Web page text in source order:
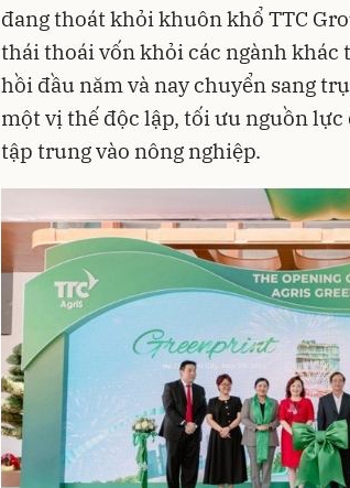
đang thoát khỏi khuôn khổ TTC
thái thoái vốn khỏi các ngành khác
hồi đầu năm và nay chuyển sang
một vị thế độc lập, tối ưu nguồn
tập trung vào nông nghiệp.